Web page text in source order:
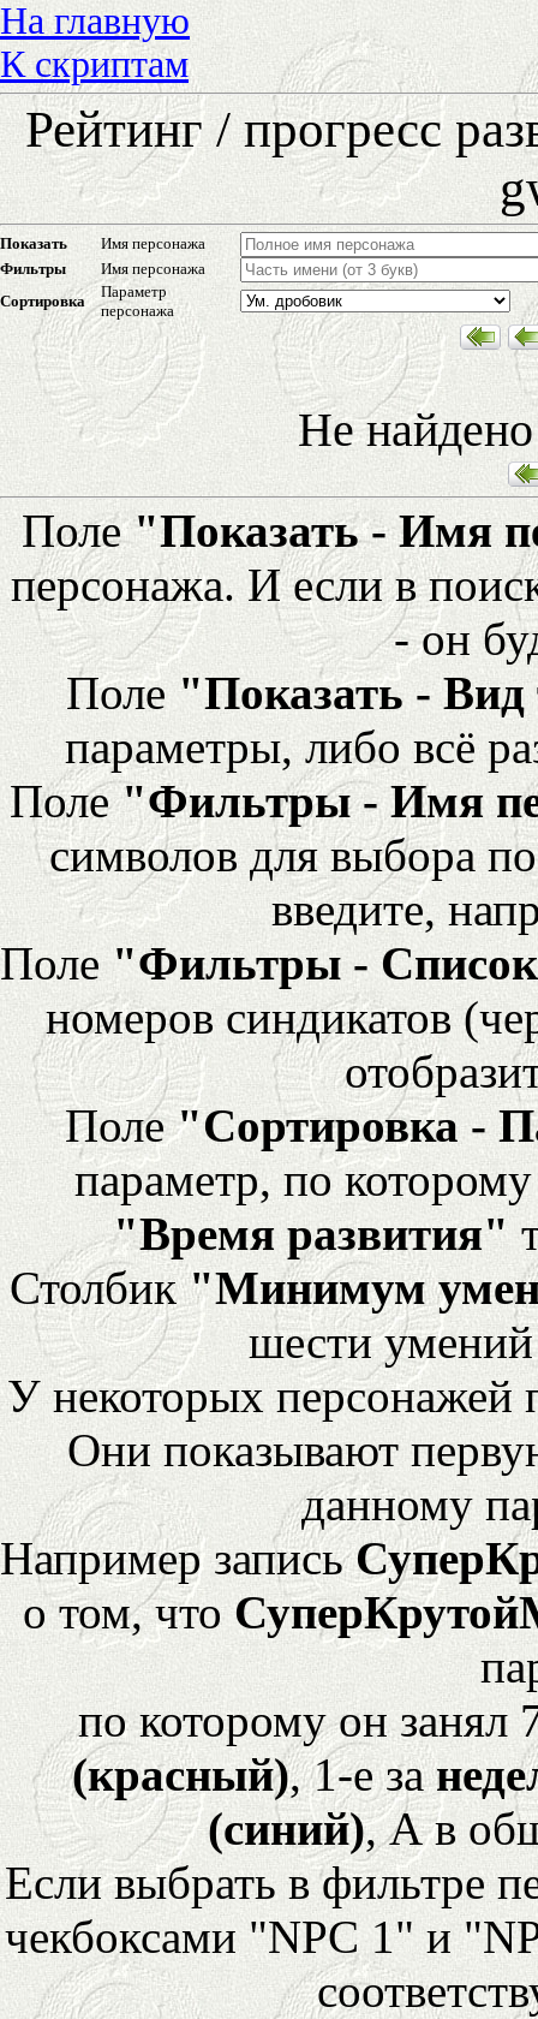
На главную
К скриптам
Рейтинг / прогресс
Показать
Имя персонажа
Фильтры
Имя персонажа
Сортировка
Параметр
персонажа
Не
Поле"Показать - Имя
персонажа. И если в
- он
Поле "Показать -
параметры, либо всё
Поле"Фильтры - Имя
символов для выбора
введите,
Поле "Фильтры -
номеров синдикатов
Поле"Сортировка -
параметр, по
"Время развития"
Столбик"Минимум
шести
У некоторых персонажей
Они показывают
данному
Например запись
о том, что
по которому он
(красный), 1-е за
(синий), А в
Если выбрать в фильтре
чекбоксами "NPC 1" и